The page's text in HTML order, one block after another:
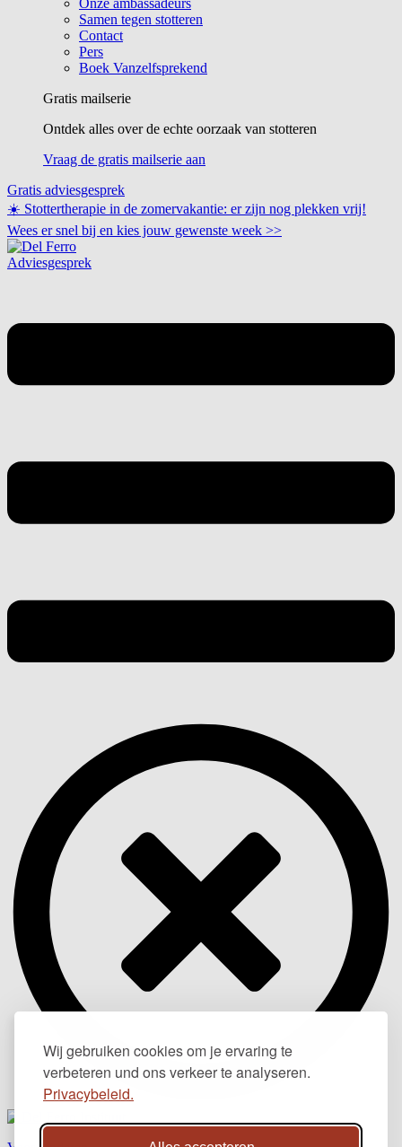
Wij gebruiken cookies om je ervaring te
verbeteren und ons verkeer te analyseren.
Privacybeleid.
Onze ambassadeurs
Samen tegen stotteren
Contact
Pers
Boek Vanzelfsprekend
Gratis mailserie
Ontdek alles over de echte oorzaak van stotteren
Vraag de gratis mailserie aan
Gratis adviesgesprek
☀️ Stottertherapie in de zomervakantie: er zijn nog plekken vrij!
Wees er snel bij en kies jouw gewenste week >>
Adviesgesprek